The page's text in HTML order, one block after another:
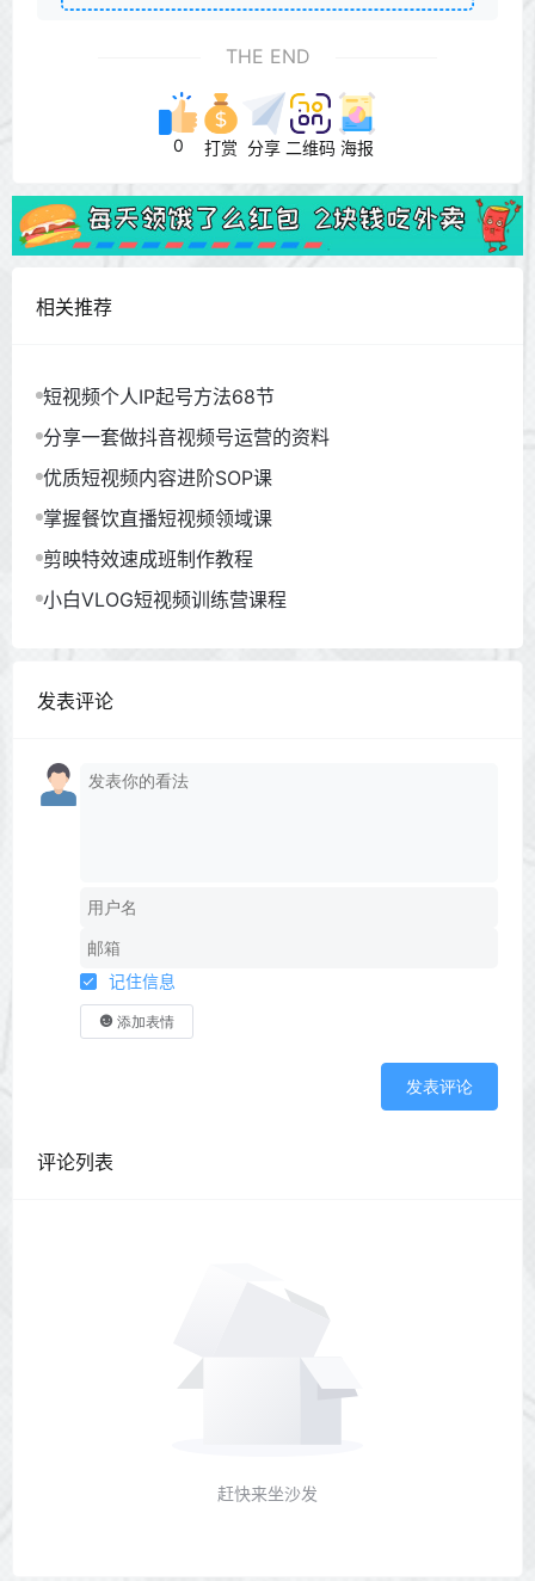
THE END
0 打赏 分享 二维码 海报
相关推荐
短视频个人IP起号方法68节
分享一套做抖音视频号运营的资料
优质短视频内容进阶SOP课
掌握餐饮直播短视频领域课
剪映特效速成班制作教程
小白VLOG短视频训练营课程
发表评论
记住信息
添加表情
发表评论
评论列表
赶快来坐沙发